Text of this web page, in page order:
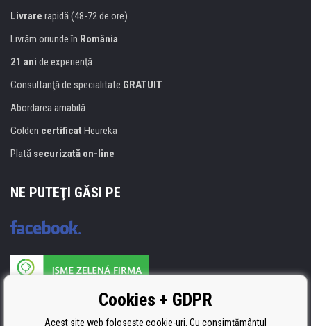
Livrare rapidă (48-72 de ore)
Livrăm oriunde în România
21 ani de experienţă
Consultanţă de specialitate GRATUIT
Abordarea amabilă
Golden certificat Heureka
Plată securizată on-line
NE PUTEŢI GĂSI PE
Producătorul umpluturii de rezervă este certificat
ISO 9001, ISO 14001 şi STMC.Cookies + GDPR
Acest site web folosește cookie-uri. Cu consimțământul